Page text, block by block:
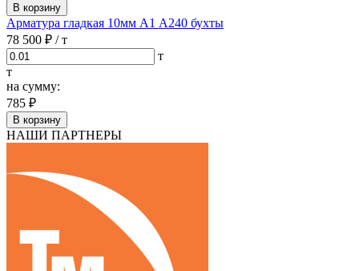
В корзину
Арматура гладкая 10мм А1 А240 бухты
78 500 ₽ / т
т
т
на сумму:
785 ₽
В корзину
НАШИ ПАРТНЕРЫ